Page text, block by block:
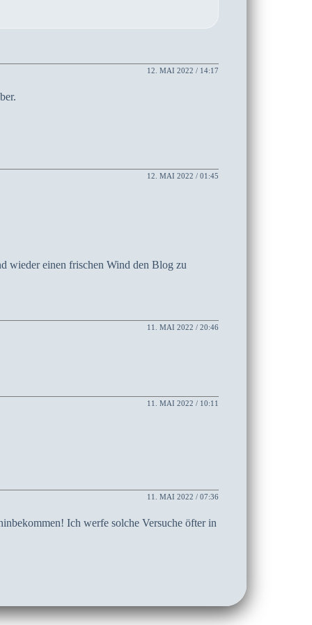
12. MAI 2022 / 14:17
12. MAI 2022 / 01:45
wieder einen frischen Wind den Blog zu
11. MAI 2022 / 20:46
11. MAI 2022 / 10:11
11. MAI 2022 / 07:36
Ich werfe solche Versuche öfter in